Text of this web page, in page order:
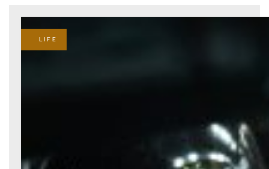
LIFE